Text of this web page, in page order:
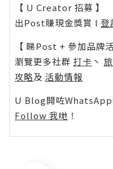
【 U Creator 招募 】
出Post賺現金獎賞 l 登
【 睇Post + 參加品牌活
瀏覽更多社群 打卡 丶
攻略及 活動情報
U Blog開咗WhatsApp
Follow 我哋 ！